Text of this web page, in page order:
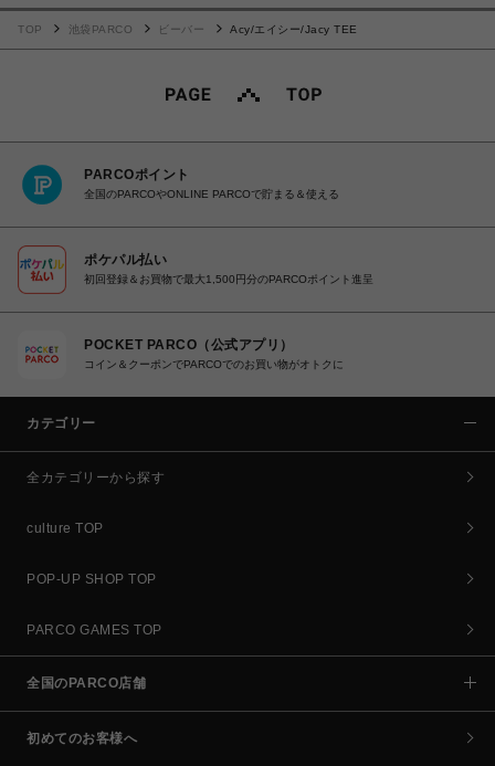
TOP 池袋PARCO ビーバー Acy/エイシー/Jacy TEE
PARCOポイント
全国のPARCOやONLINE PARCOで貯まる＆使える
ポケパル払い
初回登録＆お買物で最大1,500円分のPARCOポイント進呈
POCKET PARCO（公式アプリ）
コイン＆クーポンでPARCOでのお買い物がオトクに
カテゴリー
全カテゴリーから探す
culture TOP
POP-UP SHOP TOP
PARCO GAMES TOP
全国のPARCO店舗
初めてのお客様へ